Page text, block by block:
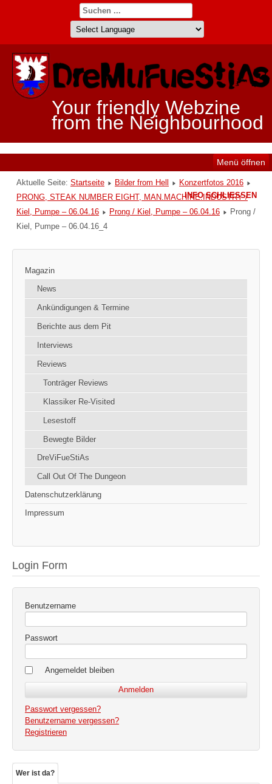
Your friendly Webzine
from the Neighbourhood
Menü öffnen
Aktuelle Seite: Startseite Bilder from Hell
Konzertfotos 2016
PRONG, STEAK NUMBER EIGHT, MAN.MACHINE.INDUSTRY /
Kiel, Pumpe – 06.04.16
Prong / Kiel, Pumpe – 06.04.16
Prong /
Kiel, Pumpe – 06.04.16_4
Magazin
News
Ankündigungen & Termine
Berichte aus dem Pit
Interviews
Reviews
Tonträger Reviews
Klassiker Re-Visited
Lesestoff
Bewegte Bilder
DreViFueStiAs
Call Out Of The Dungeon
Datenschutzerklärung
Impressum
Login Form
Benutzername
Passwort
Angemeldet bleiben
Passwort vergessen?
Benutzername vergessen?
Registrieren
Wer ist da?
INFO SCHLIESSEN